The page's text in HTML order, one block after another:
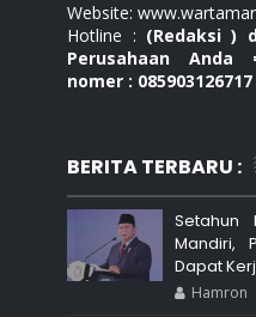
Website:
Hotline : (Redaksi )
Perusahaan Anda
nomer :
BERITA TERBARU :
Setahun
Mandiri,
Dapat
Hamron